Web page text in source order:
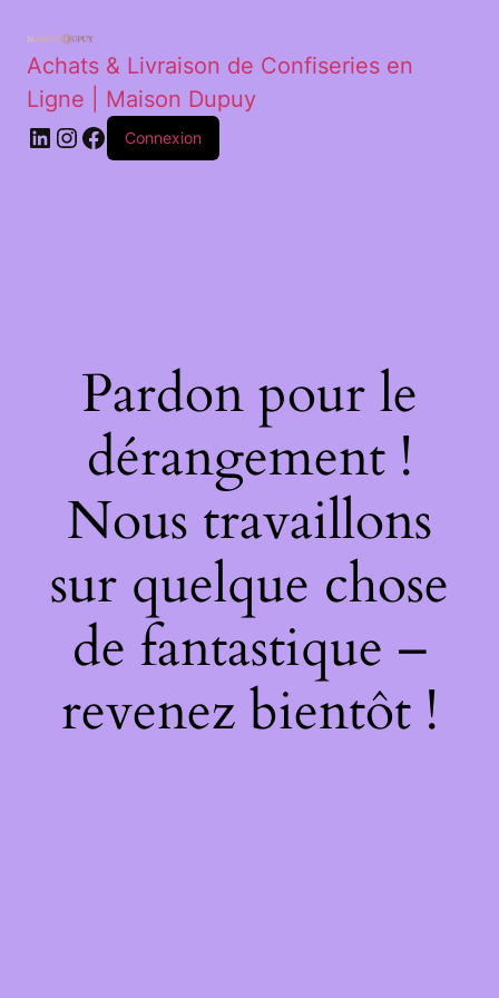
Achats & Livraison de Confiseries en
Ligne | Maison Dupuy
Connexion
Pardon pour le
dérangement !
Nous travaillons
sur quelque chose
de fantastique –
revenez bientôt !